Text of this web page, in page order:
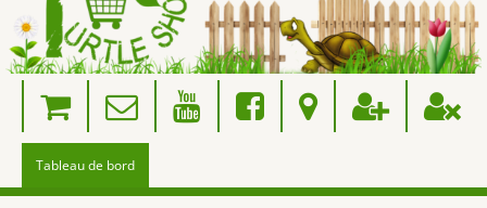
Tableau de bord